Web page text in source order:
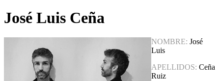
José Luis Ceña
NOMBRE: José
Luis
APELLIDOS: Ceña
Ruiz